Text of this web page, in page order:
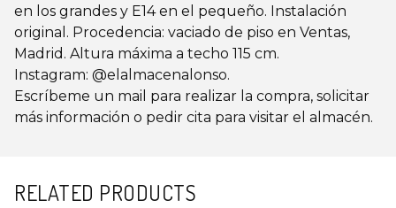
en los grandes y E14 en el pequeño. Instalación
original. Procedencia: vaciado de piso en Ventas,
Madrid. Altura máxima a techo 115 cm.
Instagram: @elalmacenalonso.
Escríbeme un mail para realizar la compra, solicitar
más información o pedir cita para visitar el almacén.
RELATED PRODUCTS